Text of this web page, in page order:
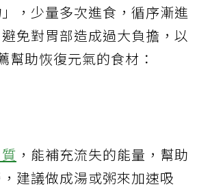
，少量多次進食，循序漸進
免對胃部造成過大負擔，以
幫助恢復元氣的食材：
，能補充流失的能量，幫助
建議做成湯​​或粥來加速吸